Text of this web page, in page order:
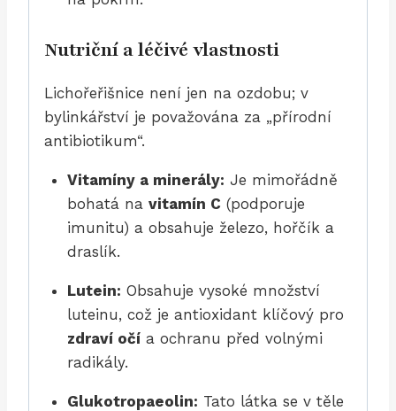
Nutriční a léčivé vlastnosti
Lichořeřišnice není jen na ozdobu; v
bylinkářství je považována za „přírodní
antibiotikum“.
Vitamíny a minerály: Je mimořádně
bohatá na vitamín C(podporuje
imunitu) a obsahuje železo, hořčík a
draslík.
Lutein: Obsahuje vysoké množství
luteinu, což je antioxidant klíčový pro
zdraví očía ochranu před volnými
radikály.
Glukotropaeolin: Tato látka se v těle